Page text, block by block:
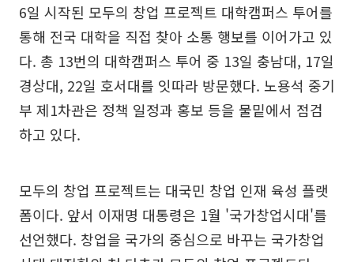
6일 시작된 모두의 창업 프로젝트 대학캠퍼스 투어를
통해 전국 대학을 직접 찾아 소통 행보를 이어가고 있
다. 총 13번의 대학캠퍼스 투어 중 13일 충남대, 17일
경상대, 22일 호서대를 잇따라 방문했다. 노용석 중기
부 제1차관은 정책 일정과 홍보 등을 물밑에서 점검
하고 있다.
모두의 창업 프로젝트는 대국민 창업 인재 육성 플랫
폼이다. 앞서 이재명 대통령은 1월 '국가창업시대'를
선언했다. 창업을 국가의 중심으로 바꾸는 국가창업